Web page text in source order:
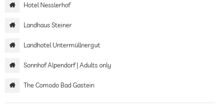
Hotel Nesslerhof
Landhaus Steiner
Landhotel Untermüllnergut
Sonnhof Alpendorf | Adults only
The Comodo Bad Gastein